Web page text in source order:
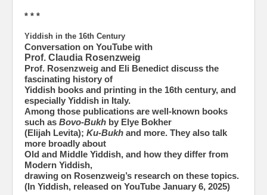
* * *
Yiddish in the 16th Century
Conversation on YouTube with
Prof. Claudia Rosenzweig
Prof. Rosenzweig and Eli Benedict discuss the
fascinating history of
Yiddish books and printing in the 16th century, and
especially Yiddish in Italy.
Among those publications are well-known books
such as Bovo-Bukh by Elye Bokher
(Elijah Levita); Ku-Bukh and more. They also talk
more broadly about
Old and Middle Yiddish, and how they differ from
Modern Yiddish,
drawing on Rosenzweig’s research on these topics.
(In Yiddish, released on YouTube January 6, 2025)